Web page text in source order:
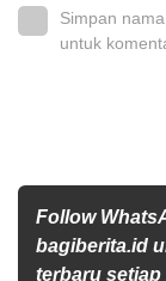
Simpan
untuk
Follow
bagiberita.id
terbaru setiap